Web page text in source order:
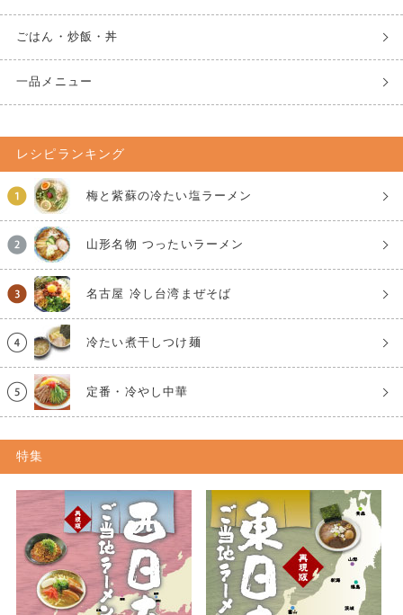
ごはん・炒飯・丼
一品メニュー
レシピランキング
梅と紫蘇の冷たい塩ラーメン
山形名物 つったいラーメン
名古屋 冷し台湾まぜそば
冷たい煮干しつけ麺
定番・冷やし中華
特集